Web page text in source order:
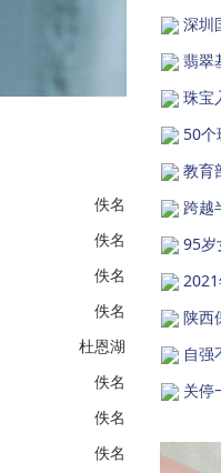
佚名
佚名
佚名
佚名
杜恩湖
佚名
佚名
佚名
深圳
翡翠
珠宝
50个
教育
跨越
95岁
陕西
自强
关停